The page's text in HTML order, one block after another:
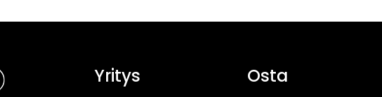
Yritys Osta